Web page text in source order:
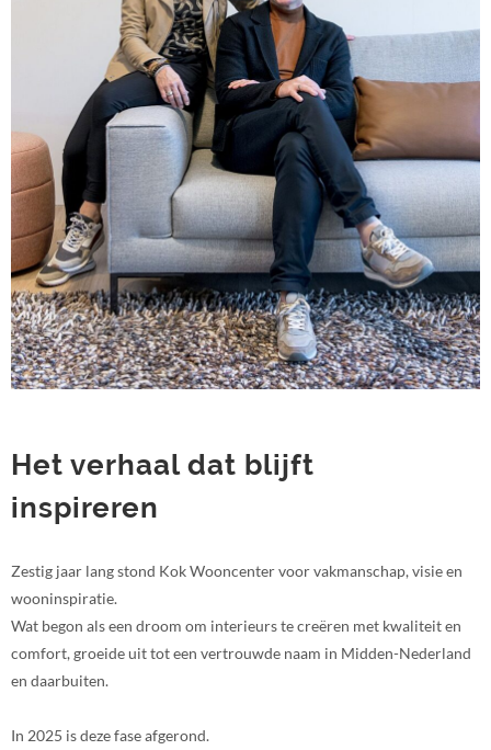
Het verhaal dat blijft
inspireren
Zestig jaar lang stond Kok Wooncenter voor vakmanschap, visie en
wooninspiratie.
Wat begon als een droom om interieurs te creëren met kwaliteit en
comfort, groeide uit tot een vertrouwde naam in Midden-Nederland
en daarbuiten.
In 2025 is deze fase afgerond.